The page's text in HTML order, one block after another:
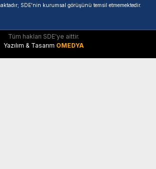
SDE'nin kurumsal görüşünü temsil etmemektedir.
Tüm hakları SDE'ye aittir.
Yazılım & Tasarım OMEDYA